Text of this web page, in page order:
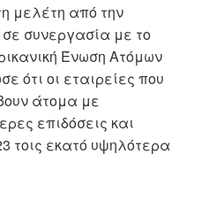
μελέτη από την
σε συνεργασία με το
Ένωση Ατόμων
ότι οι εταιρείες που
άτομα με
επιδόσεις και
τοις εκατό υψηλότερα